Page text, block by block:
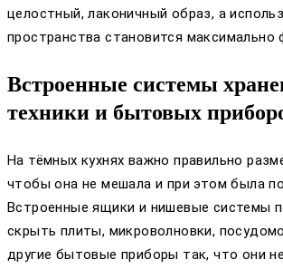
целостный, лаконичный образ, а
пространства становится максимально
Встроенные системы
техники и бытовых
На тёмных кухнях важно правильно
чтобы она не мешала и при этом была
Встроенные ящики и нишевые системы
скрыть плиты, микроволновки,
другие бытовые приборы так, что они